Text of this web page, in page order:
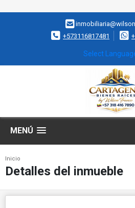
+573116817481
Select
MENÚ
Inicio
Detalles del inmueble